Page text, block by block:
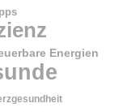
Energien